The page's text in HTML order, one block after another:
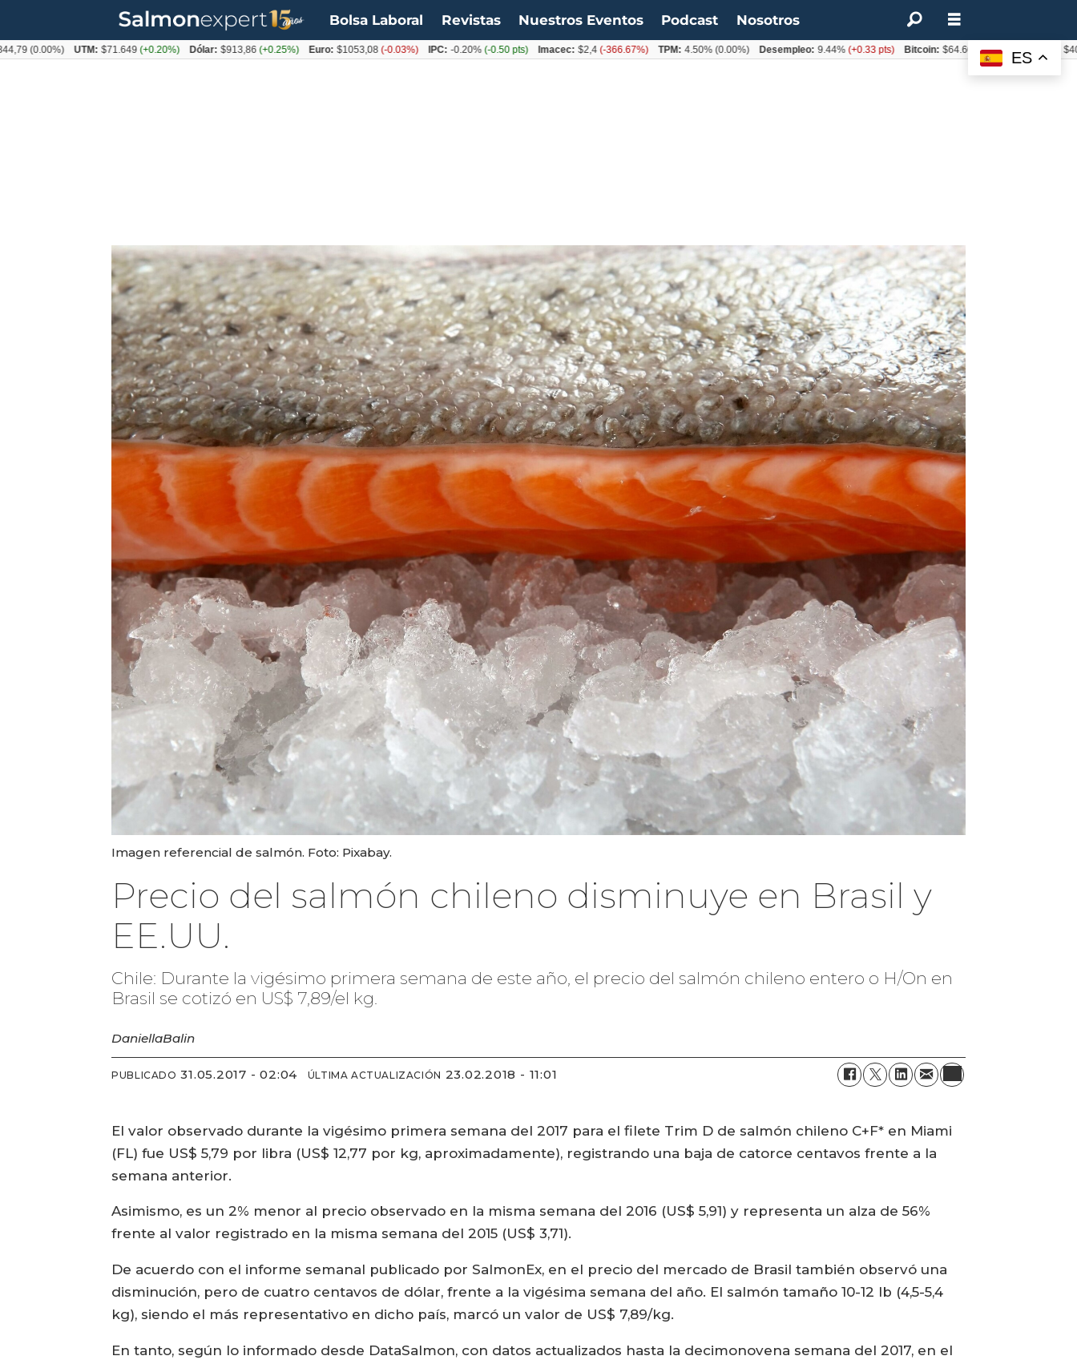
Bolsa Laboral Revistas Nuestros Eventos Podcast Nosotros
Imagen referencial de salmón. Foto: Pixabay.
Precio del salmón chileno disminuye en Brasil y
EE.UU.
Chile: Durante la vigésimo primera semana de este año, el precio del salmón chileno entero o H/On en
Brasil se cotizó en US$ 7,89/el kg.
DaniellaBalin
PUBLICADO 31.05.2017 - 02:04 ÚLTIMA ACTUALIZACIÓN 23.02.2018 - 11:01
El valor observado durante la vigésimo primera semana del 2017 para el filete Trim D de salmón chileno C+F* en Miami
(FL) fue US$ 5,79 por libra (US$ 12,77 por kg, aproximadamente), registrando una baja de catorce centavos frente a la
semana anterior.
Asimismo, es un 2% menor al precio observado en la misma semana del 2016 (US$ 5,91) y representa un alza de 56%
frente al valor registrado en la misma semana del 2015 (US$ 3,71).
De acuerdo con el informe semanal publicado por SalmonEx, en el precio del mercado de Brasil también observó una
disminución, pero de cuatro centavos de dólar, frente a la vigésima semana del año. El salmón tamaño 10-12 lb (4,5-5,4
kg), siendo el más representativo en dicho país, marcó un valor de US$ 7,89/kg.
En tanto, según lo informado desde DataSalmon, con datos actualizados hasta la decimonovena semana del 2017, en el
ES
UTM: $71.649(+0.20%) Dólar: $913,86(+0.25%) Euro: $1053,08(-0.03%) IPC: -0.20% (-0.50 pts) Imacec: $2,4(-366.67%) TPM: 4.50%(0.00%) Desempleo: 9.44%(+0.33 pts) Bitcoin: $64.600,08 (+2.93%)